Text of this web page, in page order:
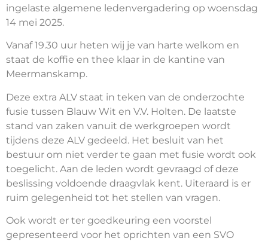
ingelaste algemene ledenvergadering op woensdag
14 mei 2025.
Vanaf 19.30 uur heten wij je van harte welkom en
staat de koffie en thee klaar in de kantine van
Meermanskamp.
Deze extra ALV staat in teken van de onderzochte
fusie tussen Blauw Wit en V.V. Holten. De laatste
stand van zaken vanuit de werkgroepen wordt
tijdens deze ALV gedeeld. Het besluit van het
bestuur om niet verder te gaan met fusie wordt ook
toegelicht. Aan de leden wordt gevraagd of deze
beslissing voldoende draagvlak kent. Uiteraard is er
ruim gelegenheid tot het stellen van vragen.
Ook wordt er ter goedkeuring een voorstel
gepresenteerd voor het oprichten van een SVO